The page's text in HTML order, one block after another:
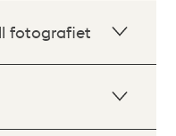
fotografiet